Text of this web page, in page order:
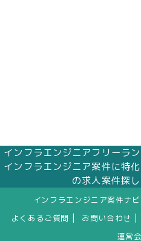
インフラエンジニアフリーラ
インフラエンジニア案件に特
の求人案件探し
インフラエンジニア案件ナビ
よくあるご質問 お問い合わせ
運営